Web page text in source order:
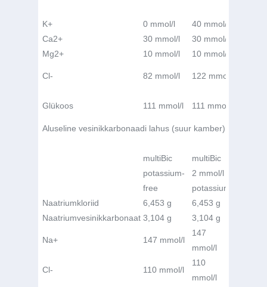
K+ 0 mmol/l 40 mmol/l
Ca2+ 30 mmol/l 30 mmol/l
Mg2+ 10 mmol/l 10 mmol/l
Cl- 82 mmol/l 122 mmol/l
Glükoos 111 mmol/l 111 mmol/l
Aluseline vesinikkarbonaadi lahus (suur kamber)
multiBic multiBic
potassium-
2 mmol/l
free
potassium
Naatriumkloriid
6,453 g 6,453 g
Naatriumvesinikkarbonaat 3,104 g 3,104 g
Na+ 147 mmol/l
147
mmol/l
Cl- 110 mmol/l
110
mmol/l